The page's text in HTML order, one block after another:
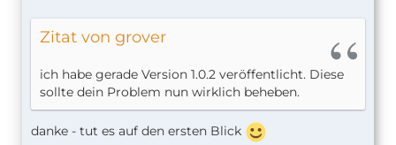
Zitat von grover
ich habe gerade Version 1.0.2 veröffentlicht. Diese
sollte dein Problem nun wirklich beheben.
danke - tut es auf den ersten Blick